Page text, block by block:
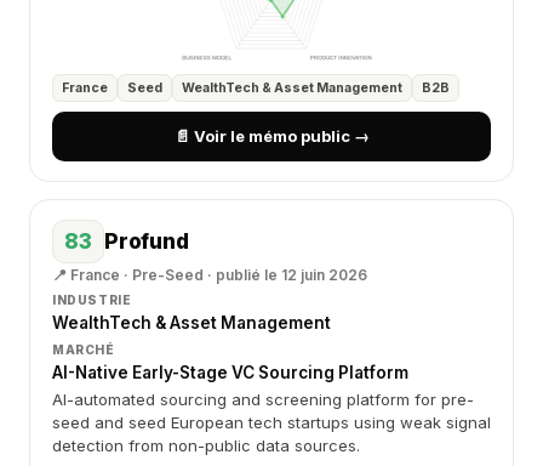
France Seed WealthTech & Asset Management B2B
📄 Voir le mémo public →
83 Profund
📍 France · Pre-Seed · publié le 12 juin 2026
INDUSTRIE
WealthTech & Asset Management
MARCHÉ
AI-Native Early-Stage VC Sourcing Platform
AI-automated sourcing and screening platform for pre-
seed and seed European tech startups using weak signal
detection from non-public data sources.